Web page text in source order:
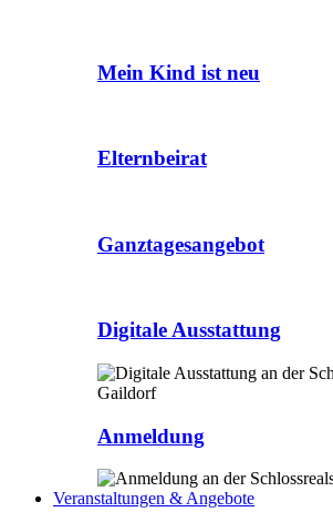
Mein Kind ist neu
Elternbeirat
Ganztagesangebot
Digitale Ausstattung
Anmeldung
Veranstaltungen & Angebote